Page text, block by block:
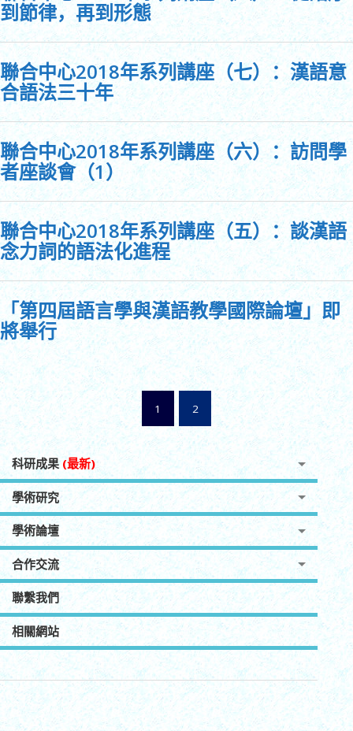
到節律，再到形態
聯合中心2018年系列講座（七）：漢語意
合語法三十年
聯合中心2018年系列講座（六）：訪問學
者座談會（1）
聯合中心2018年系列講座（五）：談漢語
念力詞的語法化進程
「第四屆語言學與漢語教學國際論壇」即
將舉行
1 2
科研成果(最新)
學術研究
學術論壇
合作交流
聯繫我們
相關網站